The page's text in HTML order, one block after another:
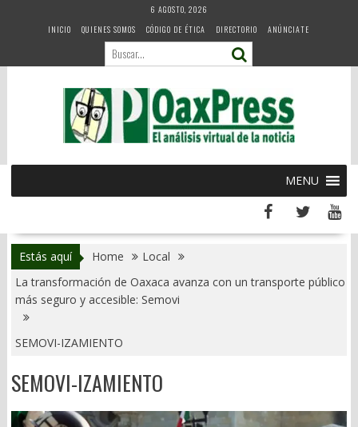
6 AGOSTO, 2026
INICIO
QUIENES SOMOS CÓDIGO DE ÉTICA DIRECTORIO ANÚNCIATE
MENU
Estás aquí Home
Local
La transformación de Oaxaca avanza con un transporte público
más seguro y accesible: Semovi
SEMOVI-IZAMIENTO
SEMOVI-IZAMIENTO